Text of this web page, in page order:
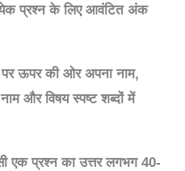
प्रश्न के लिए आवंटित अंक
ऊपर की ओर अपना नाम,
और विषय स्पष्ट शब्दों में
एक प्रश्न का उत्तर लगभग 40-